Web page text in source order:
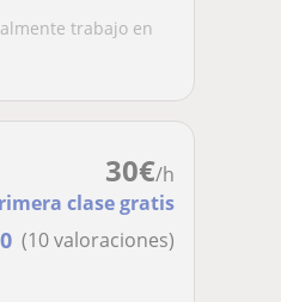
trabajo en
30€/h
clase gratis
(10 valoraciones)